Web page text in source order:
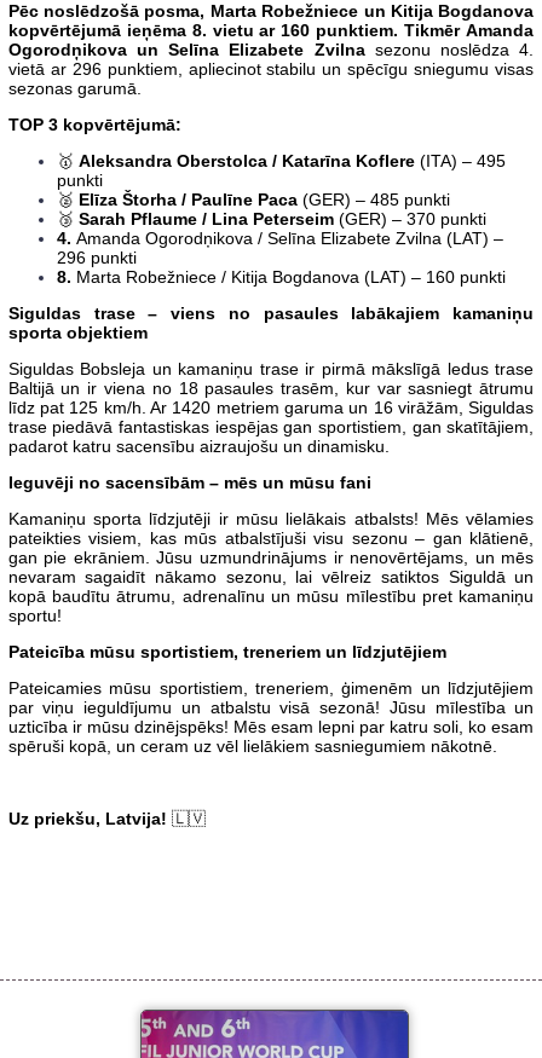
Pēc noslēdzošā posma, Marta Robežniece un Kitija Bogdanova
kopvērtējumā ieņēma 8. vietu ar 160 punktiem. Tikmēr Amanda
Ogorodņikova un Selīna Elizabete Zvilnasezonu noslēdza 4.
vietā ar 296 punktiem, apliecinot stabilu un spēcīgu sniegumu visas
sezonas garumā.
TOP 3 kopvērtējumā:
🥇 Aleksandra Oberstolca / Katarīna Koflere(ITA) – 495
punkti
🥈 Elīza Štorha / Paulīne Paca(GER) – 485 punkti
🥉 Sarah Pflaume / Lina Peterseim(GER) – 370 punkti
4. Amanda Ogorodņikova / Selīna Elizabete Zvilna (LAT) –
296 punkti
8. Marta Robežniece / Kitija Bogdanova (LAT) – 160 punkti
Siguldas trase – viens no pasaules labākajiem kamaniņu
sporta objektiem
Siguldas Bobsleja un kamaniņu trase ir pirmā mākslīgā ledus trase
Baltijā un ir viena no 18 pasaules trasēm, kur var sasniegt ātrumu
līdz pat 125 km/h. Ar 1420 metriem garuma un 16 virāžām, Siguldas
trase piedāvā fantastiskas iespējas gan sportistiem, gan skatītājiem,
padarot katru sacensību aizraujošu un dinamisku.
Ieguvēji no sacensībām – mēs un mūsu fani
Kamaniņu sporta līdzjutēji ir mūsu lielākais atbalsts! Mēs vēlamies
pateikties visiem, kas mūs atbalstījuši visu sezonu – gan klātienē,
gan pie ekrāniem. Jūsu uzmundrinājums ir nenovērtējams, un mēs
nevaram sagaidīt nākamo sezonu, lai vēlreiz satiktos Siguldā un
kopā baudītu ātrumu, adrenalīnu un mūsu mīlestību pret kamaniņu
sportu!
Pateicība mūsu sportistiem, treneriem un līdzjutējiem
Pateicamies mūsu sportistiem, treneriem, ģimenēm un līdzjutējiem
par viņu ieguldījumu un atbalstu visā sezonā! Jūsu mīlestība un
uzticība ir mūsu dzinējspēks! Mēs esam lepni par katru soli, ko esam
spēruši kopā, un ceram uz vēl lielākiem sasniegumiem nākotnē.
Uz priekšu, Latvija! 🇱🇻